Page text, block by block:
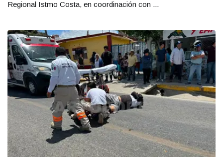
Regional Istmo Costa, en coordinación con ...